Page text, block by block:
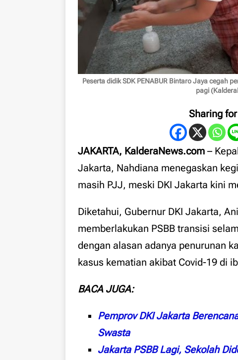
Peserta didik SDK PENABUR Bintaro Jaya cegah
pagi
Sharing
JAKARTA, KalderaNews.com –
Jakarta, Nahdiana menegaskan
masih PJJ, meski DKI Jakarta kini
Diketahui, Gubernur DKI Jakarta,
memberlakukan PSBB transisi
dengan alasan adanya penurunan
kasus kematian akibat Covid-19 di
BACA JUGA:
Pemprov DKI Jakarta
Swasta
Jakarta PSBB Lagi, Sekolah